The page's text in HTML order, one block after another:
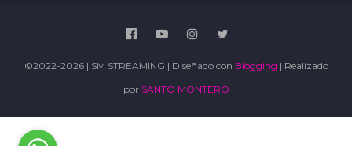
©2022-2026 | SM STREAMING | Diseñado con Blogging | Realizado
por SANTO MONTERO